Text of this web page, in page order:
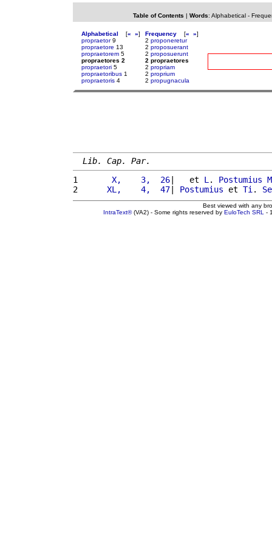
Table of Contents | Words: Alphabetical-
Alphabetical [« »]
propraetor9
propraetore 13
propraetorem 5
propraetores 2
propraetori 5
propraetoribus 1
propraetoris 4
Frequency [« »]
2 proponeretur
2 proposuerant
2 proposuerunt
2 propraetores
2 propriam
2 proprium
2 propugnacula
Lib. Cap. Par.
1
      X,    3,  26
|   et L . Postumius
2
     XL,    4,  47
| Postumius et Ti .
Best viewed with any
IntraText®(VA2) - Some rights reserved by EuloTech SRL -